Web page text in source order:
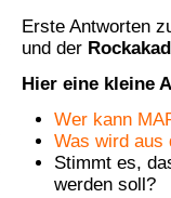
Erste Antworten
und der
Hier eine kleine
Wer kann
Was wird aus
Stimmt es,
werden soll?